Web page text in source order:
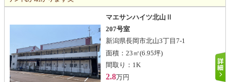
マエサンハイツ北山Ⅱ
207号室
新潟県長岡市北山3丁目7-1
面積： 23㎡(6.95坪)
間取り： 1K
2.8万円